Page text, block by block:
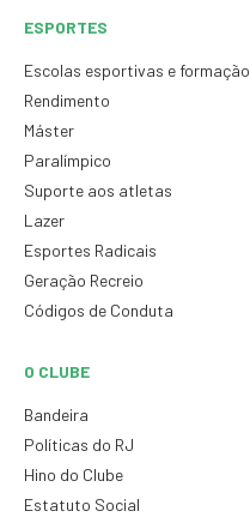
ESPORTES
Escolas esportivas e formação
Rendimento
Máster
Paralímpico
Suporte aos atletas
Lazer
Esportes Radicais
Geração Recreio
Códigos de Conduta
O CLUBE
Bandeira
Políticas do RJ
Hino do Clube
Estatuto Social